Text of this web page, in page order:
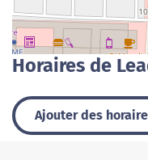
Horaires de
Ajouter des